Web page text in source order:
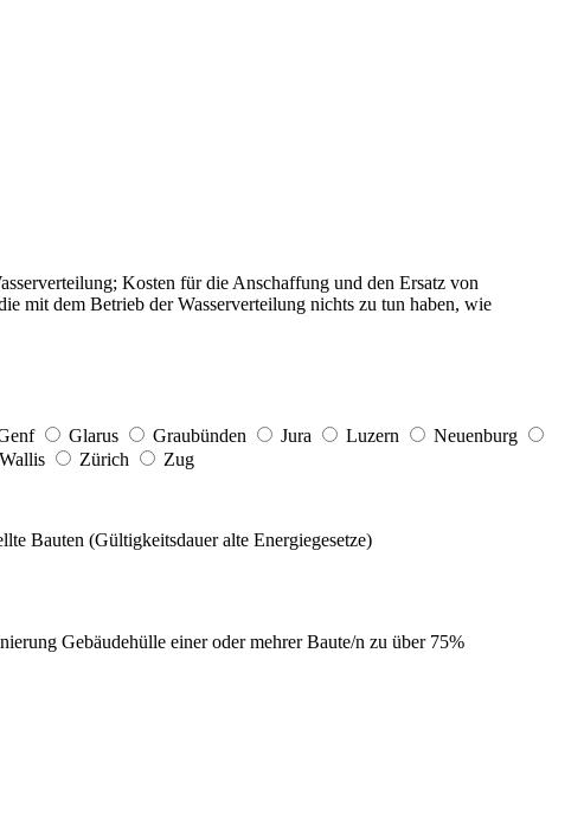
Kosten für die Anschaffung und den Ersatz von
mit dem Betrieb der Wasserverteilung nichts zu tun haben, wie
Glarus Graubünden Jura Luzern
Neuenburg
Wallis Zürich
Zug
Bauten (Gültigkeitsdauer alte Energiegesetze)
Gebäudehülle einer oder mehrer Baute/n zu über 75%